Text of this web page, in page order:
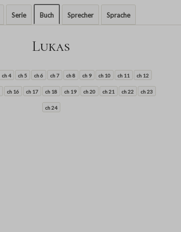
Serie Buch Sprecher Sprache
Lukas
ch 4 ch 5 ch 6 ch 7 ch 8 ch 9 ch 10 ch 11 ch 12
ch 16 ch 17 ch 18 ch 19 ch 20 ch 21 ch 22 ch 23
ch 24